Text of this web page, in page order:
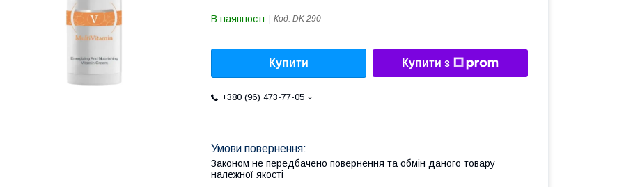
В наявності Код: DK 290
Купити Купити з
+380 (96) 473-77-05
Законом не передбачено повернення та обмін даного товару
належної якості